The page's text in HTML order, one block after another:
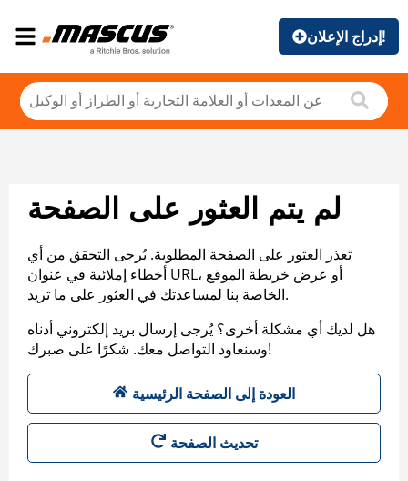
إدراج الإعلان!
لم يتم العثور على الصفحة
تعذر العثور على الصفحة المطلوبة. يُرجى التحقق من أي
أخطاء إملائية في عنوان URL، أو عرض خريطة الموقع
الخاصة بنا لمساعدتك في العثور على ما تريد.
هل لديك أي مشكلة أخرى؟ يُرجى إرسال بريد إلكتروني أدناه
وسنعاود التواصل معك. شكرًا على صبرك!
العودة إلى الصفحة الرئيسية
تحديث الصفحة